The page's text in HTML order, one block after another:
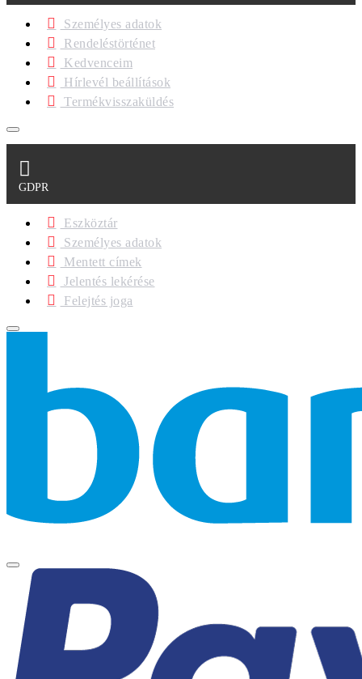
Személyes adatok
Rendeléstörténet
Kedvenceim
Hírlevél beállítások
Termékvisszaküldés
GDPR
Eszköztár
Személyes adatok
Mentett címek
Jelentés lekérése
Felejtés joga